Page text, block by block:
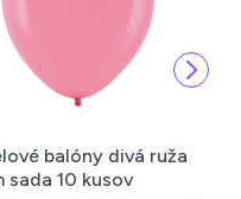
balóny divá ruža
sada 10 kusov